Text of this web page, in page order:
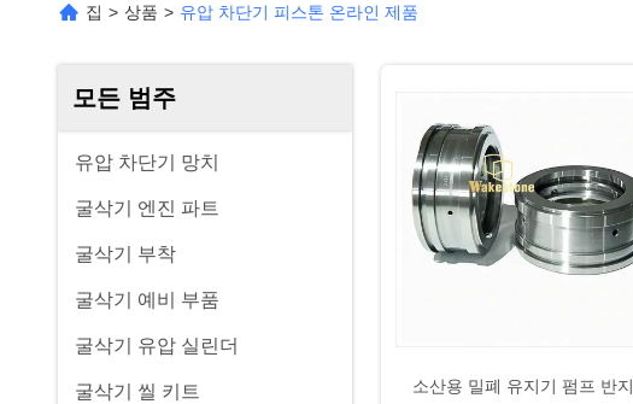
집 > 상품 > 유압 차단기 피스톤 온라인 제품
모든 범주
유압 차단기 망치
굴삭기 엔진 파트
굴삭기 부착
굴삭기 예비 부품
굴삭기 유압 실린더
굴삭기 씰 키트 소산용 밀폐 유지기 펌프 반지